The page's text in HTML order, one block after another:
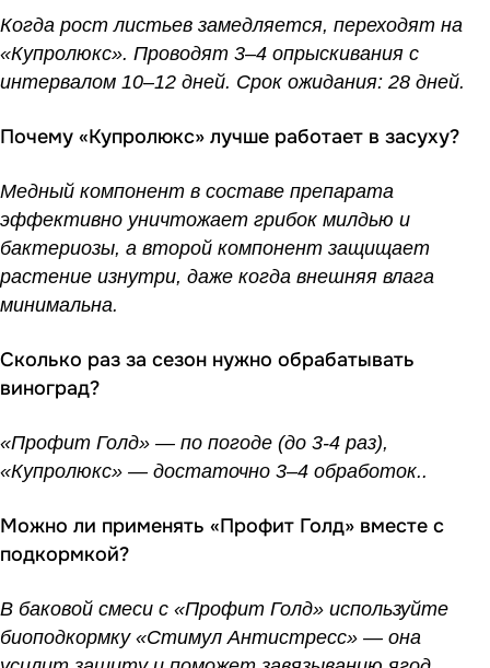
Когда рост листьев замедляется, переходят на
«Купролюкс». Проводят 3–4 опрыскивания с
интервалом 10–12 дней. Срок ожидания: 28 дней.
Почему «Купролюкс» лучше работает в засуху?
Медный компонент в составе препарата
эффективно уничтожает грибок милдью и
бактериозы, а второй компонент защищает
растение изнутри, даже когда внешняя влага
минимальна.
Сколько раз за сезон нужно обрабатывать
виноград?
«Профит Голд» — по погоде (до 3-4 раз),
«Купролюкс» — достаточно 3–4 обработок..
Можно ли применять «Профит Голд» вместе с
подкормкой?
В баковой смеси с «Профит Голд» используйте
биоподкормку «Стимул Антистресс» — она